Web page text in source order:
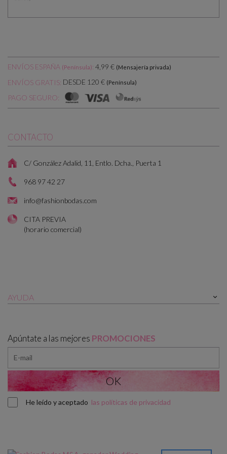
ENVÍOS ESPAÑA (Península): 4,99 € (Mensajería privada)
ENVÍOS GRATIS: DESDE 120 € (Península)
PAGO SEGURO:
CONTACTO
C/ González Adalid, 11, Entlo. Dcha., Puerta 1
968 97 42 27
info@fashionbodas.com
CITA PREVIA
(horario comercial)
AYUDA 
Apúntate a las mejores PROMOCIONES
He leído y aceptado las políticas de privacidad